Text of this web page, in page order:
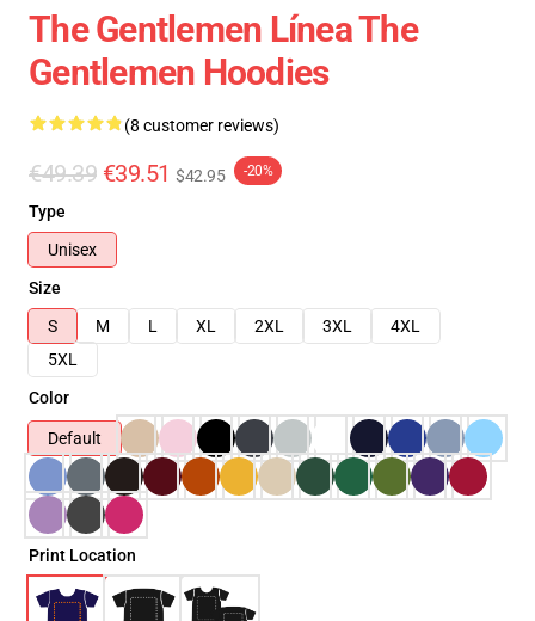
The Gentlemen Línea The
Gentlemen Hoodies
(8 customer reviews)
€49.39 €39.51 $42.95 -20%
Type
Unisex
Size
S
M L XL 2XL 3XL
4XL
5XL
Color
Default
Print Location